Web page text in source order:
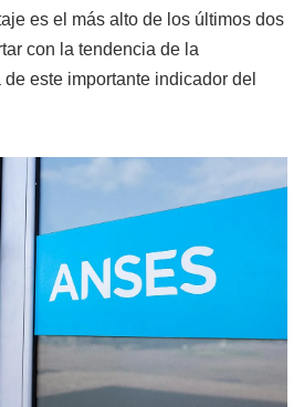
es el más alto de los últimos dos
con la tendencia de la
este importante indicador del